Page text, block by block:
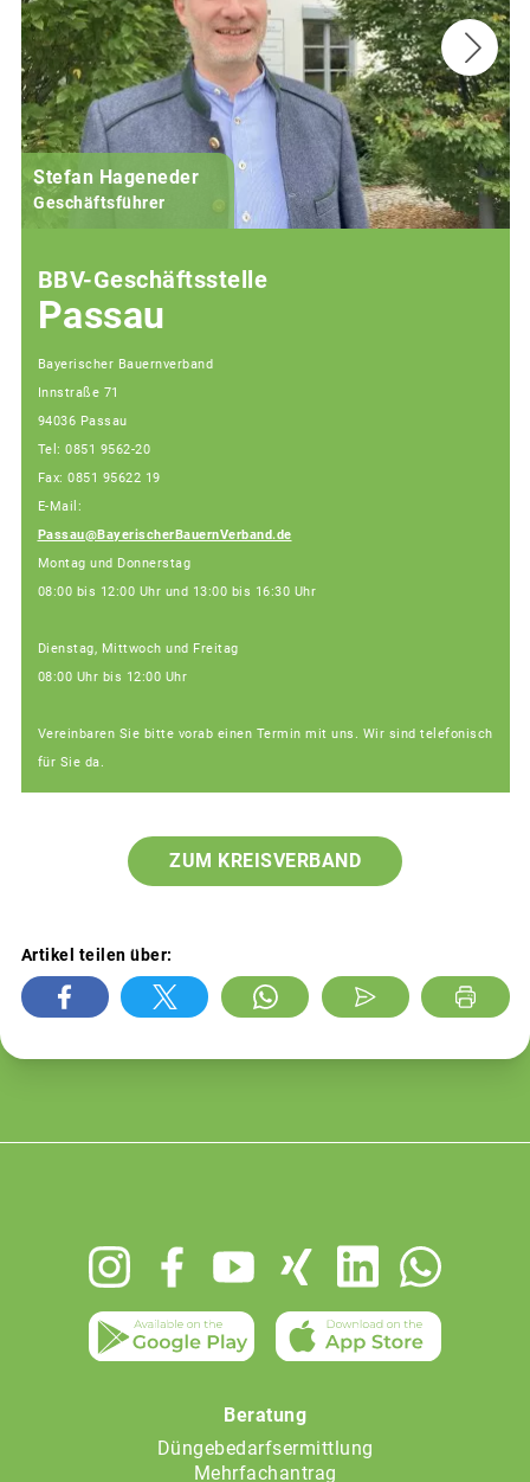
Stefan Hageneder
Geschäftsführer
BBV-Geschäftsstelle
Passau
Bayerischer Bauernverband
Innstraße 71
94036 Passau
Tel: 0851 9562-20
Fax: 0851 95622 19
E-Mail:
Passau@BayerischerBauernVerband.de
Montag und Donnerstag
08:00 bis 12:00 Uhr und 13:00 bis 16:30 Uhr
Dienstag, Mittwoch und Freitag
08:00 Uhr bis 12:00 Uhr
Vereinbaren Sie bitte vorab einen Termin mit uns. Wir sind telefonisch
für Sie da.
ZUM KREISVERBAND
Artikel teilen über:
Beratung
Düngebedarfsermittlung
Mehrfachantrag